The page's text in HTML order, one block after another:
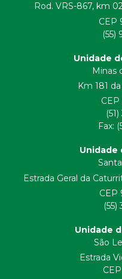
Rod. VRS-867, km
CEP
(55)
Unidade
Minas
Km 181
Fax:
Unidade
Estrada Geral da
CEP
(55)
Unidade
São
Estrada